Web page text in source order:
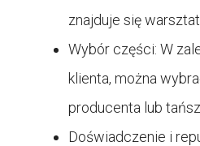
znajduje się
Wybór części: W
klienta, można
producenta lub
Doświadczenie i